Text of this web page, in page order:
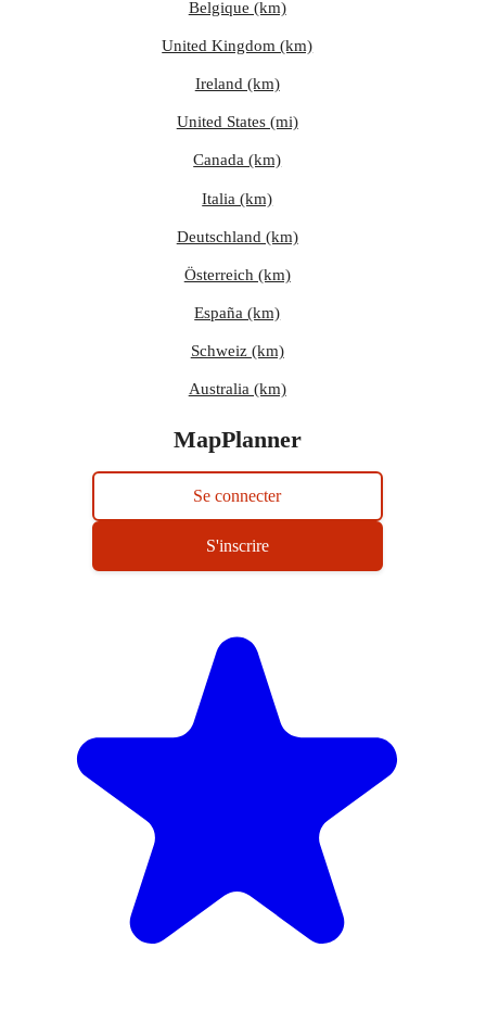
Belgique (km)
United Kingdom (km)
Ireland (km)
United States (mi)
Canada (km)
Italia (km)
Deutschland (km)
Österreich (km)
España (km)
Schweiz (km)
Australia (km)
MapPlanner
Se connecter
S'inscrire